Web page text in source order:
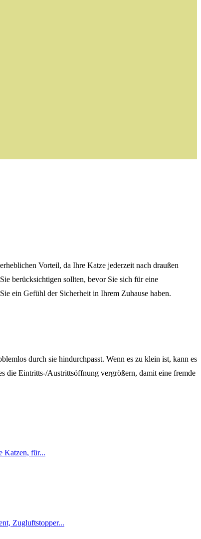
Vorteil, da Ihre Katze jederzeit nach draußen
berücksichtigen sollten, bevor Sie sich für eine
ein Gefühl der Sicherheit in Ihrem Zuhause haben.
durch sie hindurchpasst. Wenn es zu klein ist, kann es
die Eintritts-/Austrittsöffnung vergrößern, damit eine fremde